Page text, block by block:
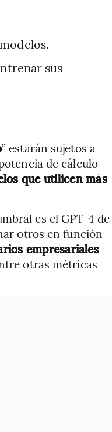
sus
” estarán sujetos a
de cálculo
que utilicen más
es el GPT-4 de
otros en función
empresariales
otras métricas